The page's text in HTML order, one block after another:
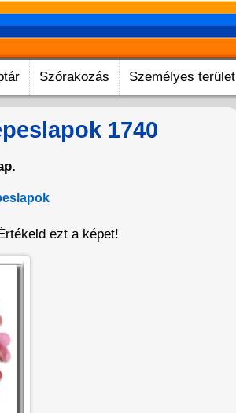
Szórakozás Személyes terület
1740
Értékeld ezt a képet!